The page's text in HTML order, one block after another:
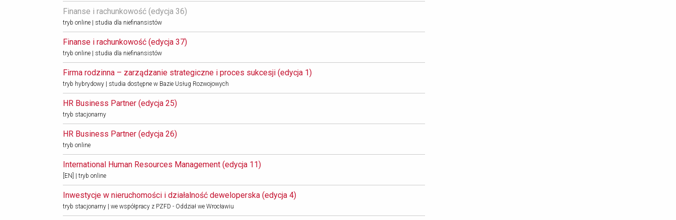
Finanse i rachunkowość (edycja 36)
tryb online | studia dla niefinansistów
Finanse i rachunkowość (edycja 37)
tryb online | studia dla niefinansistów
Firma rodzinna – zarządzanie strategiczne i proces sukcesji (edycja 1)
tryb hybrydowy | studia dostępne w Bazie Usług Rozwojowych
HR Business Partner (edycja 25)
tryb stacjonarny
HR Business Partner (edycja 26)
tryb online
International Human Resources Management (edycja 11)
[EN] | tryb online
Inwestycje w nieruchomości i działalność deweloperska (edycja 4)
tryb stacjonarny | we współpracy z PZFD - Oddział we Wrocławiu